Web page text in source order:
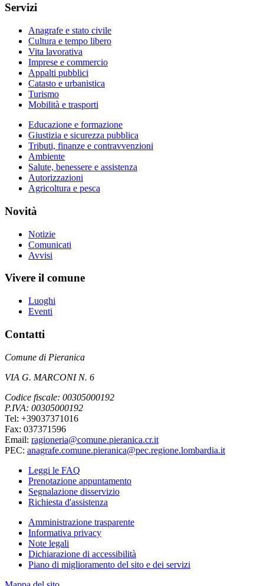
Servizi
Anagrafe e stato civile
Cultura e tempo libero
Vita lavorativa
Imprese e commercio
Appalti pubblici
Catasto e urbanistica
Turismo
Mobilità e trasporti
Educazione e formazione
Giustizia e sicurezza pubblica
Tributi, finanze e contravvenzioni
Ambiente
Salute, benessere e assistenza
Autorizzazioni
Agricoltura e pesca
Novità
Notizie
Comunicati
Avvisi
Vivere il comune
Luoghi
Eventi
Contatti
Comune di Pieranica
VIA G. MARCONI N. 6
Codice fiscale: 00305000192
P.IVA: 00305000192
Tel: +39037371016
Fax: 037371596
Email: ragioneria@comune.pieranica.cr.it
PEC: anagrafe.comune.pieranica@pec.regione.lombardia.it
Leggi le FAQ
Prenotazione appuntamento
Segnalazione disservizio
Richiesta d'assistenza
Amministrazione trasparente
Informativa privacy
Note legali
Dichiarazione di accessibilità
Piano di miglioramento del sito e dei servizi